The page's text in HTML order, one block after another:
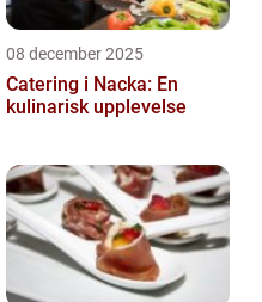
08 december 2025
Catering i Nacka: En
kulinarisk upplevelse